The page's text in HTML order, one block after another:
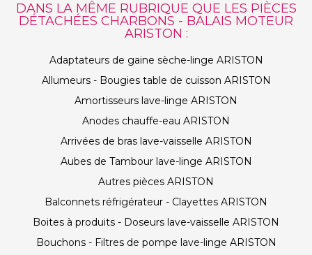
DANS LA MÊME RUBRIQUE QUE LES PIÈCES
DÉTACHÉES CHARBONS - BALAIS MOTEUR
ARISTON :
Adaptateurs de gaine sèche-linge ARISTON
Allumeurs - Bougies table de cuisson ARISTON
Amortisseurs lave-linge ARISTON
Anodes chauffe-eau ARISTON
Arrivées de bras lave-vaisselle ARISTON
Aubes de Tambour lave-linge ARISTON
Autres pièces ARISTON
Balconnets réfrigérateur - Clayettes ARISTON
Boites à produits - Doseurs lave-vaisselle ARISTON
Bouchons - Filtres de pompe lave-linge ARISTON